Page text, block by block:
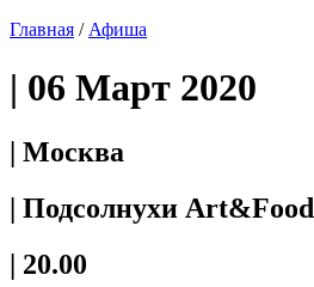
Главная / Афиша
| 06 Март 2020
| Москва
| Подсолнухи Art&Food
| 20.00